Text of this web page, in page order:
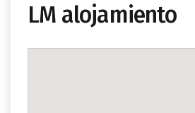
LM alojamiento